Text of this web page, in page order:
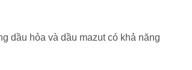
dầu hỏa và dầu mazut có khả năng